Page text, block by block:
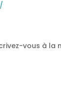
vous à la